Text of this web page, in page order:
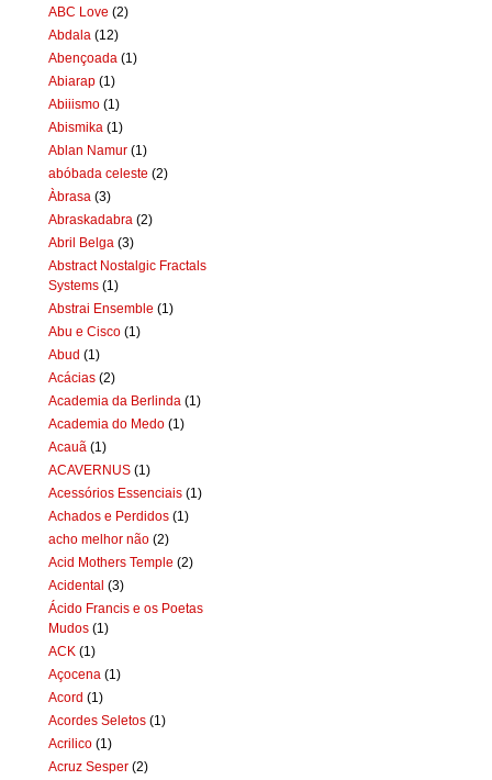
ABC Love (2)
Abdala (12)
Abençoada (1)
Abiarap (1)
Abiiismo (1)
Abismika (1)
Ablan Namur (1)
abóbada celeste (2)
Àbrasa (3)
Abraskadabra (2)
Abril Belga (3)
Abstract Nostalgic Fractals
Systems (1)
Abstrai Ensemble (1)
Abu e Cisco (1)
Abud (1)
Acácias (2)
Academia da Berlinda (1)
Academia do Medo (1)
Acauã (1)
ACAVERNUS (1)
Acessórios Essenciais (1)
Achados e Perdidos (1)
acho melhor não (2)
Acid Mothers Temple (2)
Acidental (3)
Ácido Francis e os Poetas
Mudos (1)
ACK (1)
Açocena (1)
Acord (1)
Acordes Seletos (1)
Acrilico (1)
Acruz Sesper (2)